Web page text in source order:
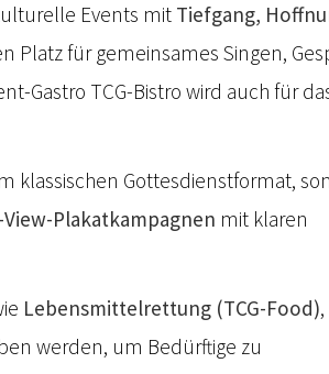
Events mit Tiefgang,
Platz für gemeinsames Singen,
Gastro TCG-Bistro wird auch für
klassischen Gottesdienstformat,
View-Plakatkampagnen mit klaren
Lebensmittelrettung (TCG-Food)
werden, um Bedürftige zu